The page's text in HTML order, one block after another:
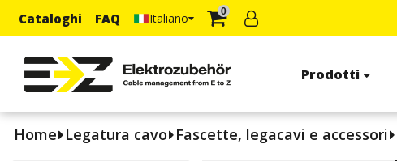
Cataloghi FAQ Italiano 0
Prodotti
Home Legatura cavo Fascette, legacavi e accessori